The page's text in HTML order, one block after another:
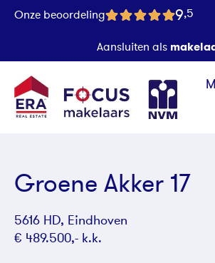
Onze beoordeling 9,5
Aansluiten als
Groene Akker 17
5616 HD, Eindhoven
€ 489.500,- k.k.